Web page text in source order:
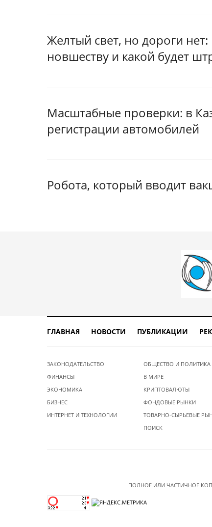
Желтый свет, но дороги
новшеству и какой будет
Масштабные проверки: в
регистрации автомобилей
Робота, который вводит
ГЛАВНАЯ НОВОСТИ ПУБЛИКАЦИИ
ЗАКОНОДАТЕЛЬСТВО
ФИНАНСЫ
ЭКОНОМИКА
БИЗНЕС
ИНТЕРНЕТ И ТЕХНОЛОГИИ
ОБЩЕСТВО И ПОЛИТИКА
В МИРЕ
КРИПТОВАЛЮТЫ
ФОНДОВЫЕ РЫНКИ
ТОВАРНО-СЫРЬЕВЫЕ
ПОИСК
ПОЛНОЕ ИЛИ ЧАСТИЧНОЕ